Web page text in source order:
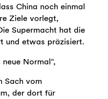
China noch einmal
Ziele vorlegt,
Supermacht hat die
und etwas präzisiert.
Normal“,
Sach vom
der dort für